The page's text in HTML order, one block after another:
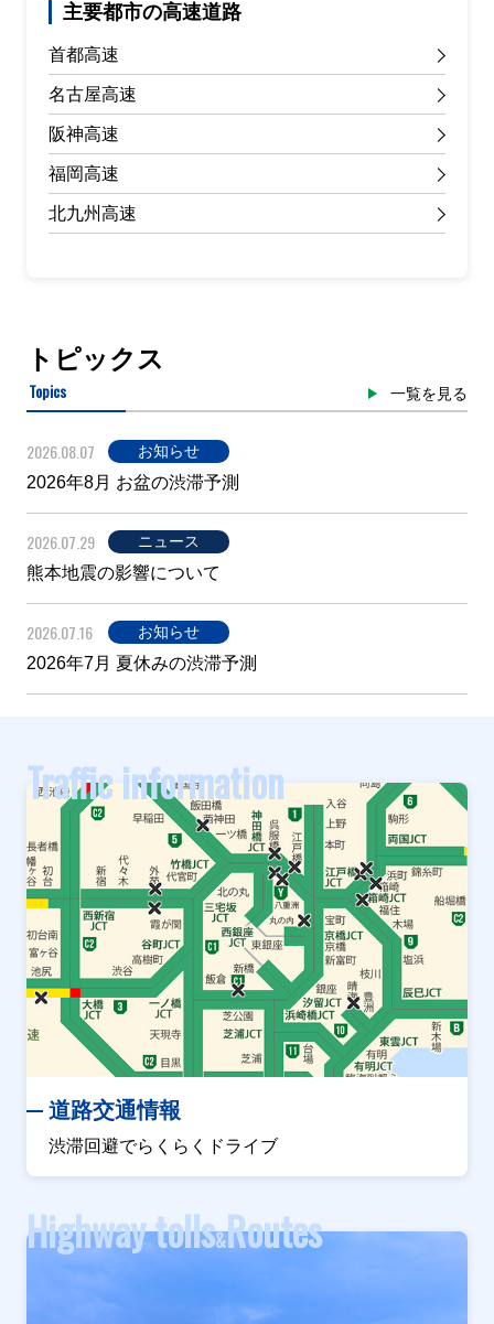
主要都市の高速道路
首都高速
名古屋高速
阪神高速
福岡高速
北九州高速
トピックス
Topics 一覧を見る
2026.08.07 お知らせ
2026年8月 お盆の渋滞予測
2026.07.29 ニュース
熊本地震の影響について
2026.07.16 お知らせ
2026年7月 夏休みの渋滞予測
Traffic information
道路交通情報
渋滞回避でらくらくドライブ
Highway tolls&Routes